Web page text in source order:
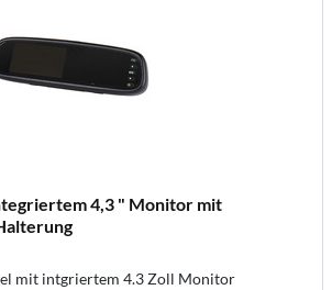
4,3 " Monitor mit
mit intgriertem 4.3 Zoll Monitor